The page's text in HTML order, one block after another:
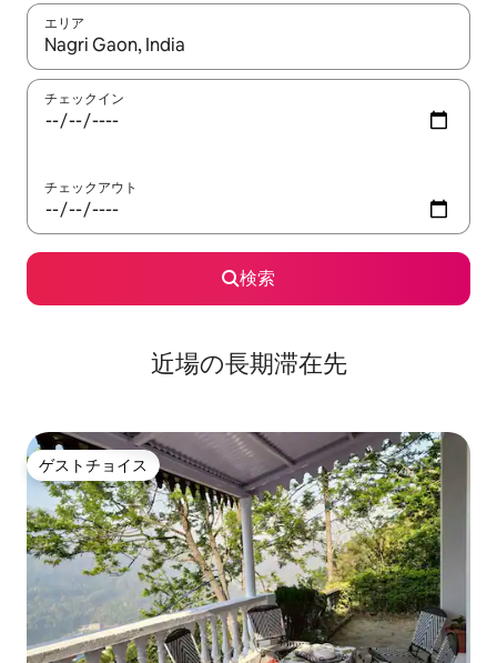
エリア
検索結果が表示されたら、上下の矢印キーを使って移動するか
チェックイン
チェックアウト
検索
近場の長期滞在先
ゲストチョイス
ゲストチョイス